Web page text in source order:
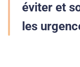
éviter et
les